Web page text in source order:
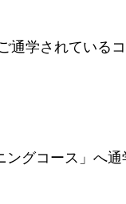
学されているコ
ングコース」へ